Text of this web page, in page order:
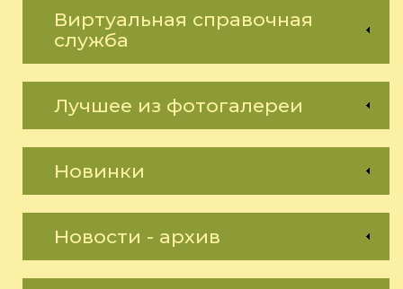
Виртуальная справочная
служба
Лучшее из фотогалереи
Новинки
Новости - архив